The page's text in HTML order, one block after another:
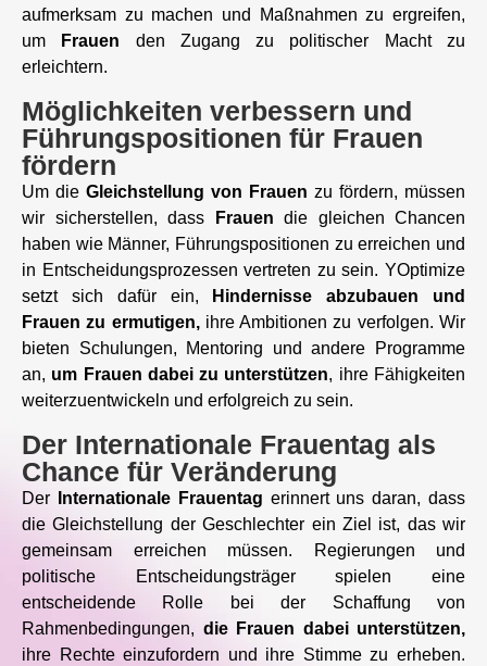
aufmerksam zu machen und Maßnahmen zu ergreifen,
um
Frauen den Zugang zu politischer Macht zu
erleichtern.
Möglichkeiten verbessern und
Führungspositionen für Frauen
fördern
Um die Gleichstellung von Frauen zu fördern, müssen
wir sicherstellen, dass
Frauen die gleichen Chancen
haben wie Männer, Führungspositionen zu erreichen und
in Entscheidungsprozessen vertreten zu sein. YOptimize
setzt sich dafür ein,
Hindernisse abzubauen und
Frauen zu ermutigen,ihre Ambitionen zu verfolgen. Wir
bieten Schulungen, Mentoring und andere Programme
an, um Frauen dabei zu unterstützen, ihre Fähigkeiten
weiterzuentwickeln und erfolgreich zu sein.
Der Internationale Frauentag als
Chance für Veränderung
Der Internationale Frauentag erinnert uns daran, dass
die Gleichstellung der Geschlechter ein Ziel ist, das wir
gemeinsam erreichen müssen. Regierungen und
politische Entscheidungsträger spielen eine
entscheidende Rolle bei der Schaffung von
Rahmenbedingungen, die Frauen dabei unterstützen,
ihre Rechte einzufordern und ihre Stimme zu erheben.